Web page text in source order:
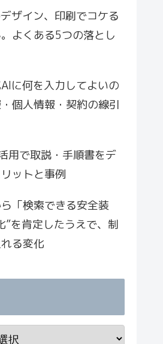
ザイン、印刷でコケる
よくある5つの落とし
に何を入力してよいの
個人情報・契約の線引
用で取説・手順書をデ
ットと事例
「検索できる安全装
”を肯定したうえで、制
る変化